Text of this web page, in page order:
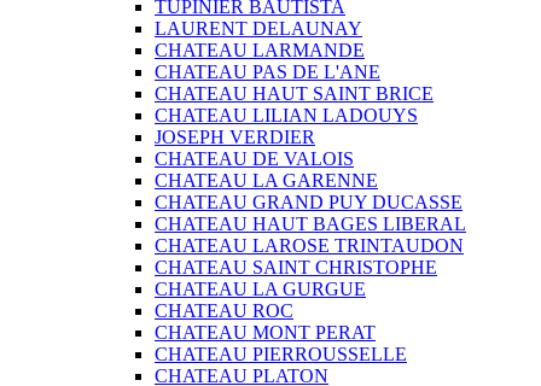
TUPINIER BAUTISTA
LAURENT DELAUNAY
CHATEAU LARMANDE
CHATEAU PAS DE L'ANE
CHATEAU HAUT SAINT BRICE
CHATEAU LILIAN LADOUYS
JOSEPH VERDIER
CHATEAU DE VALOIS
CHATEAU LA GARENNE
CHATEAU GRAND PUY DUCASSE
CHATEAU HAUT BAGES LIBERAL
CHATEAU LAROSE TRINTAUDON
CHATEAU SAINT CHRISTOPHE
CHATEAU LA GURGUE
CHATEAU ROC
CHATEAU MONT PERAT
CHATEAU PIERROUSSELLE
CHATEAU PLATON